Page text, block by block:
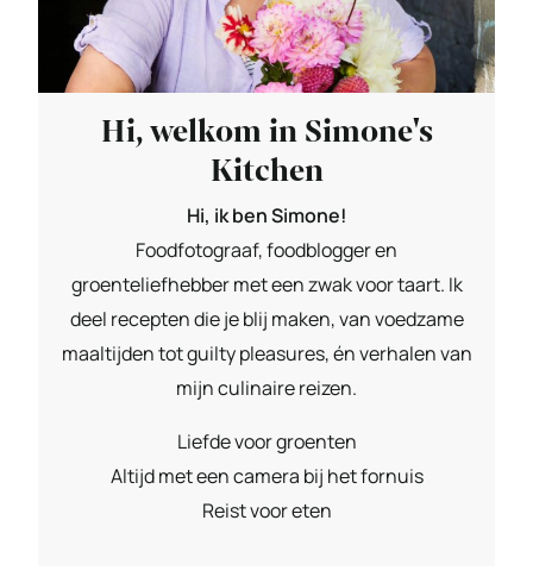
Hi, welkom in Simone's
Kitchen
Hi, ik ben Simone!
Foodfotograaf, foodblogger en
groenteliefhebber met een zwak voor taart. Ik
deel recepten die je blij maken, van voedzame
maaltijden tot guilty pleasures, én verhalen van
mijn culinaire reizen.
Liefde voor groenten
Altijd met een camera bij het fornuis
Reist voor eten